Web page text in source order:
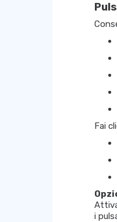
Fai
i